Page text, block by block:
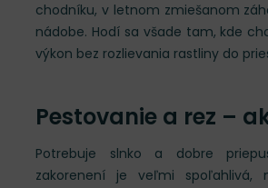
chodníku, v letnom zmiešanom
nádobe. Hodí sa všade tam, kde
výkon bez rozlievania rastliny do
Pestovanie a rez –
Potrebuje slnko a dobre
zakorenení je veľmi spoľahlivá,